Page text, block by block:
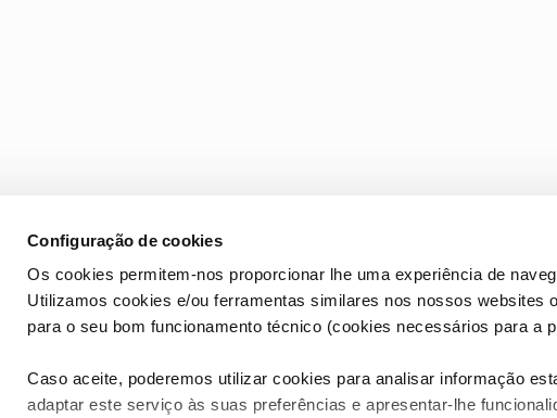
Configuração de cookies
Os cookies permitem-nos proporcionar lhe uma experiência de
Utilizamos cookies e/ou ferramentas similares nos nossos websites
para o seu bom funcionamento técnico (cookies necessários para a
Caso aceite, poderemos utilizar cookies para analisar informação
adaptar este serviço às suas preferências e apresentar-lhe